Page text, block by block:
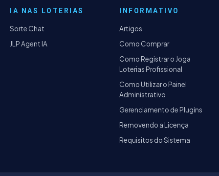
IA NAS LOTERIAS
Sorte Chat
JLP Agent IA
INFORMATIVO
Artigos
Como Comprar
Como Registrar o Joga
Loterias Profissional
Como Utilizar o Painel
Administrativo
Gerenciamento de Plugins
Removendo a Licença
Requisitos do Sistema